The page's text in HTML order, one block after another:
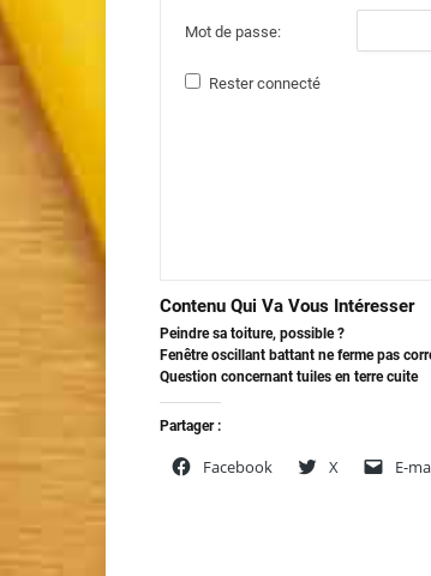
Mot de passe:
Rester connecté
Contenu Qui Va Vous Intéresser
Peindre sa toiture, possible ?
Fenêtre oscillant battant ne ferme pas
Question concernant tuiles en terre cuite
Partager :
Facebook X E-